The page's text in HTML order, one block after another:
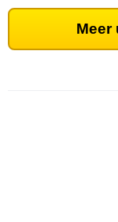
Meer